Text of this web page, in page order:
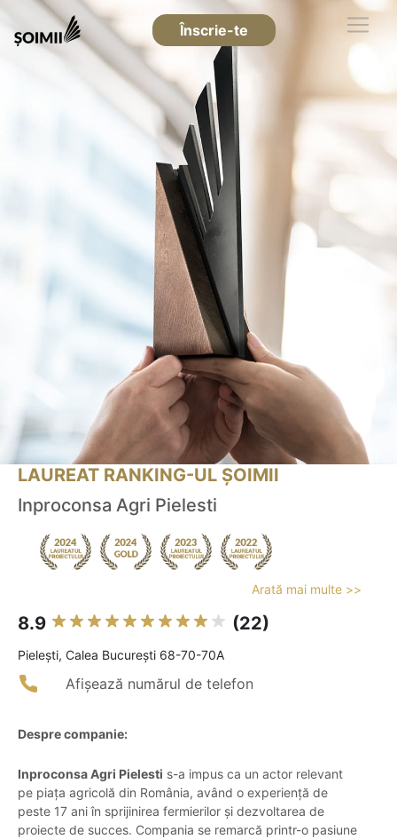
Înscrie-te
LAUREAT RANKING-UL ȘOIMII
Inproconsa Agri Pielesti
Arată mai multe >>
8.9 (22)
Pieleşti, Calea București 68-70-70A
Afișează numărul de telefon
Despre companie:
Inproconsa Agri Pielesti s-a impus ca un actor relevant
pe piața agricolă din România, având o experiență de
peste 17 ani în sprijinirea fermierilor și dezvoltarea de
proiecte de succes. Compania se remarcă printr-o pasiune